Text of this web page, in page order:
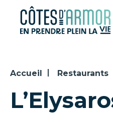
Panneau de gestion des
Accueil Restaurants